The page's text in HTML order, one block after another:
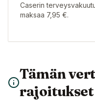
Caserin
maksaa 7,95 €.
Tämän
rajoitukset